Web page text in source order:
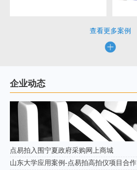
查看更多案例
企业动态
点易拍入围宁夏政府采购网上商城
山东大学应用案例-点易拍高拍仪项目合作